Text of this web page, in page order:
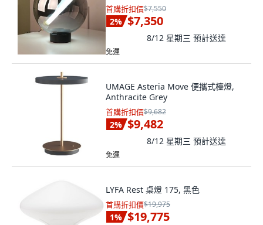
首購折扣價$7,550
2% $7,350
8/12 星期三 預計送達
免運
UMAGE Asteria Move 便攜式檯燈,
Anthracite Grey
首購折扣價$9,682
2% $9,482
8/12 星期三 預計送達
免運
LYFA Rest 桌燈 175, 黑色
首購折扣價$19,975
1% $19,775